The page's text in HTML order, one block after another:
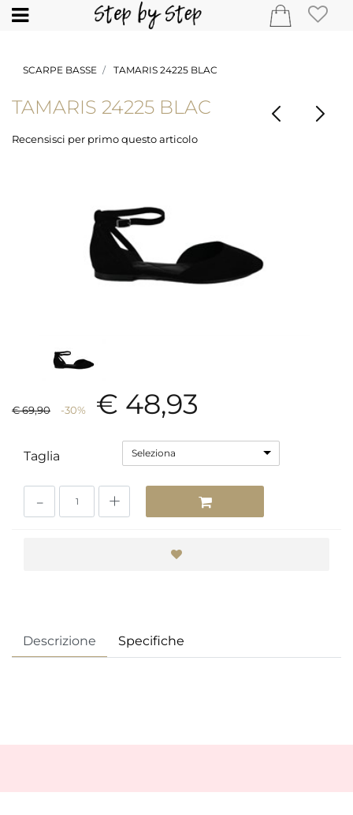
Open
SCARPE BASSE TAMARIS 24225 BLAC
TAMARIS 24225 BLAC
Recensisci per primo questo articolo
€ 69,90 -30% € 48,93
Taglia Seleziona
Descrizione Specifiche